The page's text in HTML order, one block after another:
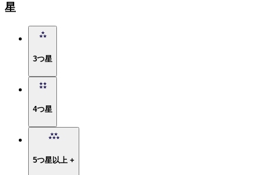
星
3つ星
4つ星
5つ星以上 +